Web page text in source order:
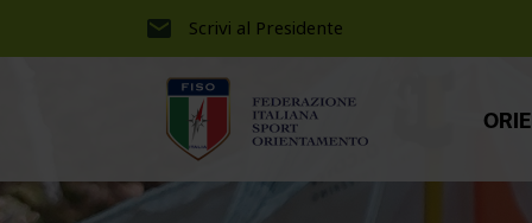
Scrivi al Presidente